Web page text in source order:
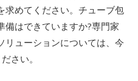
求めてください。チューブ包
備はできていますか?専門家
リューションについては、今
さい。